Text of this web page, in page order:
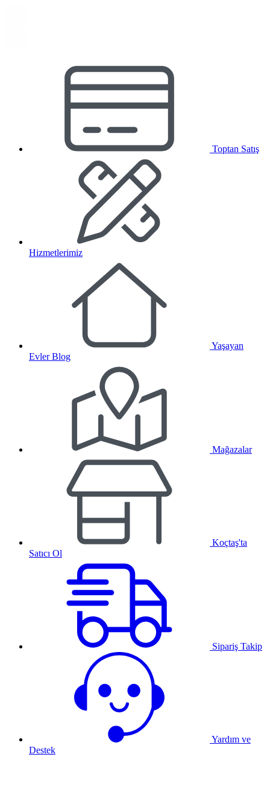
Toptan Satış
Hizmetlerimiz
Yaşayan
Evler Blog
Mağazalar
Koçtaş'ta
Satıcı Ol
Sipariş Takip
Yardım ve
Destek